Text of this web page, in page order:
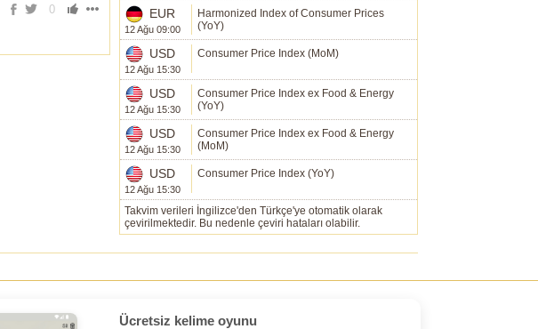
0 EUR
12 Ağu 09:00
Harmonized Index of Consumer Prices
(YoY)
USD
12 Ağu 15:30
Consumer Price Index (MoM)
USD
12 Ağu 15:30
Consumer Price Index ex Food & Energy
(YoY)
USD
12 Ağu 15:30
Consumer Price Index ex Food & Energy
(MoM)
USD
12 Ağu 15:30
Consumer Price Index (YoY)
Takvim verileri İngilizce'den Türkçe'ye otomatik olarak
çevirilmektedir. Bu nedenle çeviri hataları olabilir.
Ücretsiz kelime oyunu